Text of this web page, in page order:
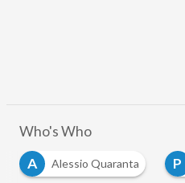
Who's Who
A
Alessio Quaranta P